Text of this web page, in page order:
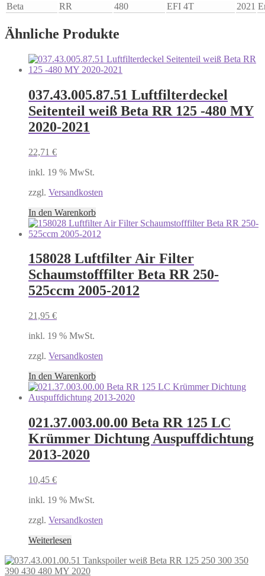
Beta
RR 480 EFI 4T 2021
Ähnliche Produkte
037.43.005.87.51 Luftfilterdeckel
Seitenteil weiß Beta RR 125 -480 MY
2020-2021
22,71 €
inkl. 19 % MwSt.
zzgl. Versandkosten
In den Warenkorb
158028 Luftfilter Air Filter
Schaumstofffilter Beta RR 250-
525ccm 2005-2012
21,95 €
inkl. 19 % MwSt.
zzgl. Versandkosten
In den Warenkorb
021.37.003.00.00 Beta RR 125 LC
Krümmer Dichtung Auspuffdichtung
2013-2020
10,45 €
inkl. 19 % MwSt.
zzgl. Versandkosten
Weiterlesen